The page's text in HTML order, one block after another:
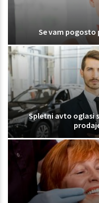
Se vam pogosto
Spletni avto oglasi